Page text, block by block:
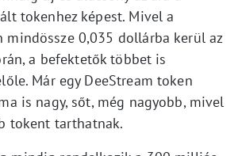
tokenhez képest. Mivel a
mindössze 0,035 dollárba kerül az
a befektetők többet is
Már egy DeeStream token
is nagy, sőt, még nagyobb, mivel
tokent tarthatnak.